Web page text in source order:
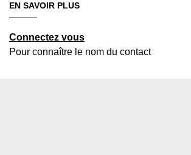
EN SAVOIR PLUS
Connectez vous
Pour connaître le nom du contact